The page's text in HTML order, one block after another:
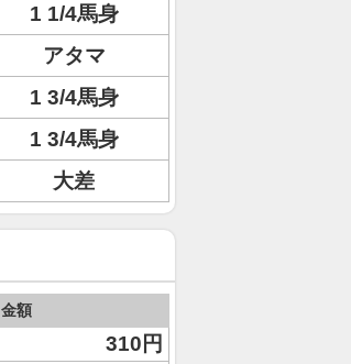
1 1/4馬身
アタマ
1 3/4馬身
1 3/4馬身
大差
金額
310円